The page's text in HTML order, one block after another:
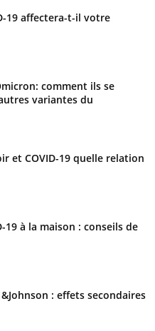
19 affectera-t-il votre
comment ils se
variantes du
et COVID-19 quelle relation
19 à la maison : conseils de
: effets secondaires